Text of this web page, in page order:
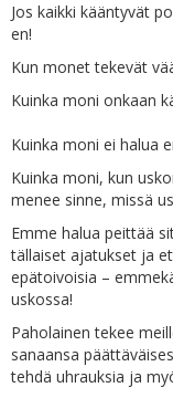
Jos kaikki kääntyvät
en!
Kun monet tekevät
Kuinka moni onkaan
Kuinka moni ei halua
Kuinka moni, kun
menee sinne, missä
Emme halua peittää
tällaiset ajatukset ja
epätoivoisia –
uskossa!
Paholainen tekee
sanaansa
tehdä uhrauksia ja